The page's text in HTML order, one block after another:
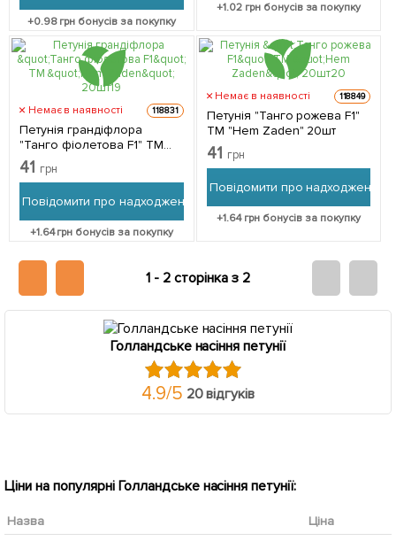
+0.98грн бонусів за покупку
+1.02грн бонусів за покупку
Немає в наявності 118831
Петунія грандіфлора
"Танго фіолетова F1" ТМ
"Hem Zaden" 20шт
41 грн
Повідомити про надходження
+1.64грн бонусів за покупку
Немає в наявності 118849
Петунія "Танго рожева F1"
ТМ "Hem Zaden" 20шт
41 грн
Повідомити про надходження
+1.64грн бонусів за покупку
1 - 2 сторінка з 2
Голландське насіння петунії
4.9/5 20 відгуків
Ціни на популярні Голландське насіння петунії:
Назва
Ціна